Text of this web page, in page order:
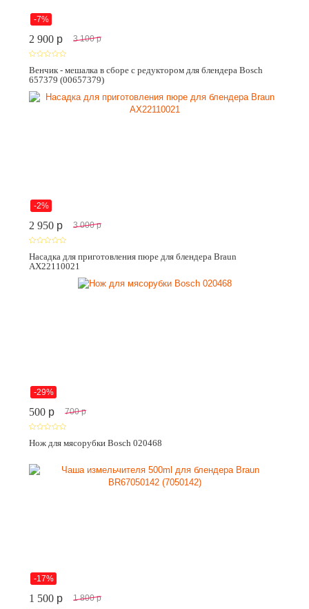
-7%
2 900 p 3 100 p
Венчик - мешалка в сборе с редуктором для блендера Bosch
657379 (00657379)
-2%
2 950 p 3 000 p
Насадка для приготовления пюре для блендера Braun
AX22110021
-29%
500 p 700 p
Нож для мясорубки Bosch 020468
-17%
1 500 p 1 800 p